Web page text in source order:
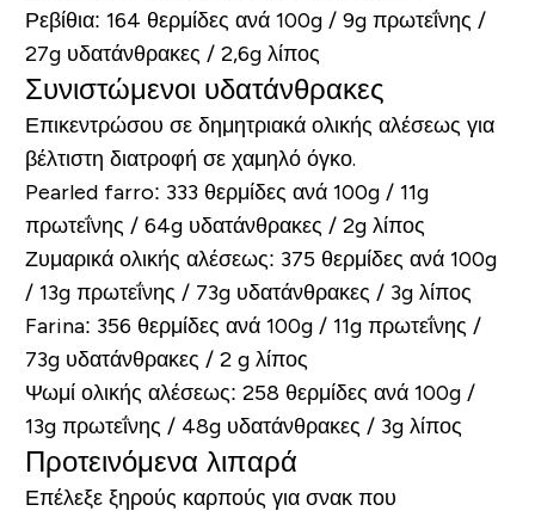
Ρεβίθια: 164 θερμίδες ανά 100g / 9g πρωτεΐνης /
27g υδατάνθρακες / 2,6g λίπος
Συνιστώμενοι υδατάνθρακες
Επικεντρώσου σε δημητριακά ολικής αλέσεως για
βέλτιστη διατροφή σε χαμηλό όγκο.
Pearled farro: 333 θερμίδες ανά 100g / 11g
πρωτεΐνης / 64g υδατάνθρακες / 2g λίπος
Ζυμαρικά ολικής αλέσεως: 375 θερμίδες ανά 100g
/ 13g πρωτεΐνης / 73g υδατάνθρακες / 3g λίπος
Farina: 356 θερμίδες ανά 100g / 11g πρωτεΐνης /
73g υδατάνθρακες / 2 g λίπος
Ψωμί ολικής αλέσεως: 258 θερμίδες ανά 100g /
13g πρωτεΐνης / 48g υδατάνθρακες / 3g λίπος
Προτεινόμενα λιπαρά
Επέλεξε ξηρούς καρπούς για σνακ που